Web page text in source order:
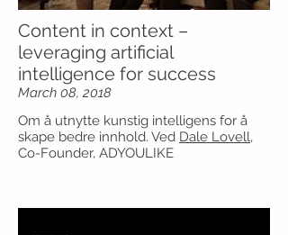
Content in context –
leveraging artificial
intelligence for success
March 08, 2018
Om å utnytte kunstig intelligens for å
skape bedre innhold. Ved Dale Lovell,
Co-Founder, ADYOULIKE